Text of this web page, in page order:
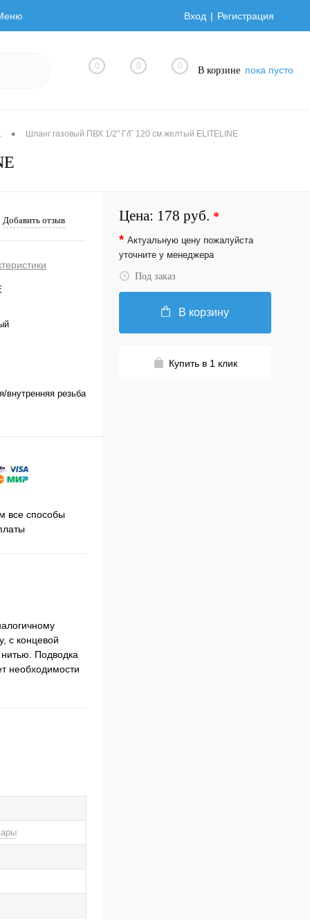
Вход Регистрация
0 0 0 В корзине пока пусто
• Шланг газовый ПВХ 1/2" Г/Г 120 см желтый ELITELINE
Добавить отзыв
внутренняя резьба
все способы
с концевой
Подводка
необходимости
Цена: 178 руб. *
* Актуальную цену пожалуйста
уточните у менеджера
Под заказ
В корзину
Купить в 1 клик